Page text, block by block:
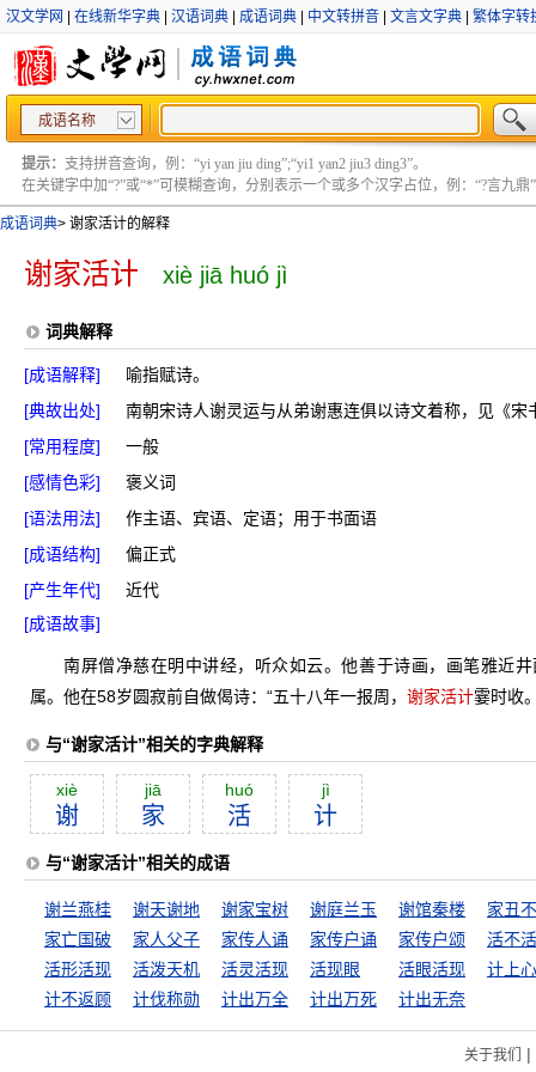
汉文学网 在线新华字典 汉语词典 成语词典 中文转拼音 文言文字典 繁体字转
成语名称
提示： 支持拼音查询，例：“yi yan jiu ding”;“yi1 yan2 jiu3 ding3”。
在关键字中加“?”或“*”可模糊查询，分别表示一个或多个汉字占位，例：“?言九鼎”
成语词典> 谢家活计的解释
谢家活计 xiè jiā huó jì
词典解释
[成语解释]
喻指赋诗。
[典故出处]
南朝宋诗人谢灵运与从弟谢惠连俱以诗文着称，见《宋
[常用程度]
一般
[感情色彩]
褒义词
[语法用法]
作主语、宾语、定语；用于书面语
[成语结构]
偏正式
[产生年代]
近代
[成语故事]
南屏僧净慈在明中讲经，听众如云。他善于诗画，画笔雅近
属。他在58岁圆寂前自做偈诗：“五十八年一报周， 谢家活计霎时收
与“谢家活计”相关的字典解释
xiè
谢
jiā
家
huó
活
jì
计
与“谢家活计”相关的成语
谢兰燕桂 谢天谢地 谢家宝树 谢庭兰玉
谢馆秦楼
家亡国破
家人父子 家传人诵 家传户诵
家传户颂
活形活现
活泼天机 活灵活现 活现眼 活眼活现
计上
计不返顾
计伐称勋 计出万全 计出万死 计出无奈
关于我们 |